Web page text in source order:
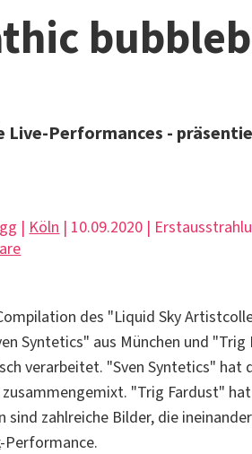
Live-Performances -
| Köln | 10.09.2020 |
des "Liquid Sky
Syntetics" aus München und
verarbeitet. "Sven Syntetics" hat
"Trig Fardust"
sind zahlreiche Bilder, die
-Performance.